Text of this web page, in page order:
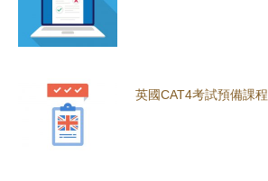
英國CAT4考試預備課程